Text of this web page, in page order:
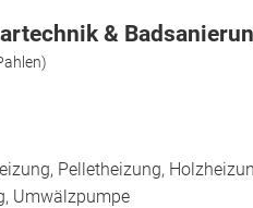
&
Pelletheizung,
Umwälzpumpe